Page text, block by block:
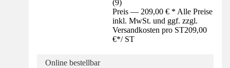
(9)
Preis — 209,00 € * Alle Preise
inkl. MwSt. und ggf. zzgl.
Versandkosten pro ST209,00
€*/ ST
Online bestellbar